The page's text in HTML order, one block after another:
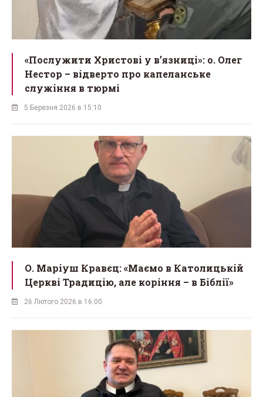
«Послужити Христові у вʼязниці»: о. Олег
Нестор – відверто про капеланське
служіння в тюрмі
5 Березня 2026 в 15:10
О. Маріуш Кравєц: «Маємо в Католицькій
Церкві Традицію, але коріння – в Біблії»
26 Лютого 2026 в 16:00